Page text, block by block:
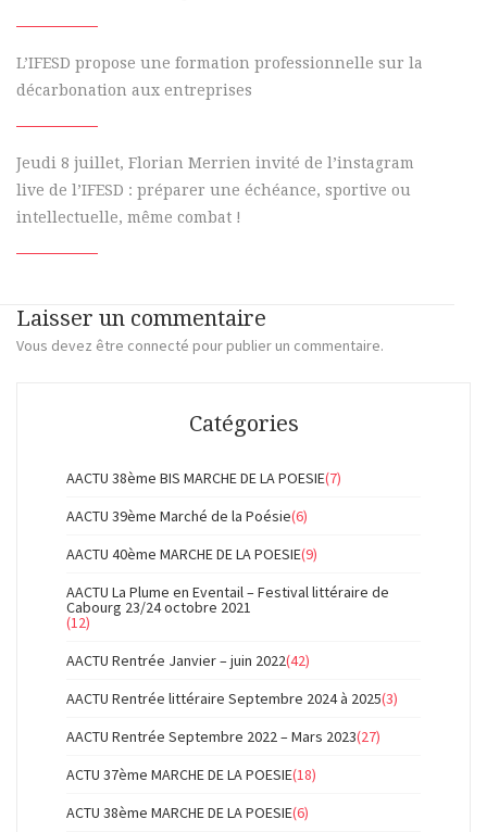
L’IFESD propose une formation professionnelle sur la
décarbonation aux entreprises
Jeudi 8 juillet, Florian Merrien invité de l’instagram
live de l’IFESD : préparer une échéance, sportive ou
intellectuelle, même combat !
Laisser un commentaire
Vous devez être connecté pour publier un commentaire.
Catégories
AACTU 38ème BIS MARCHE DE LA POESIE(7)
AACTU 39ème Marché de la Poésie(6)
AACTU 40ème MARCHE DE LA POESIE(9)
AACTU La Plume en Eventail – Festival littéraire de
Cabourg 23/24 octobre 2021
(12)
AACTU Rentrée Janvier – juin 2022(42)
AACTU Rentrée littéraire Septembre 2024 à 2025(3)
AACTU Rentrée Septembre 2022 – Mars 2023(27)
ACTU 37ème MARCHE DE LA POESIE(18)
ACTU 38ème MARCHE DE LA POESIE(6)